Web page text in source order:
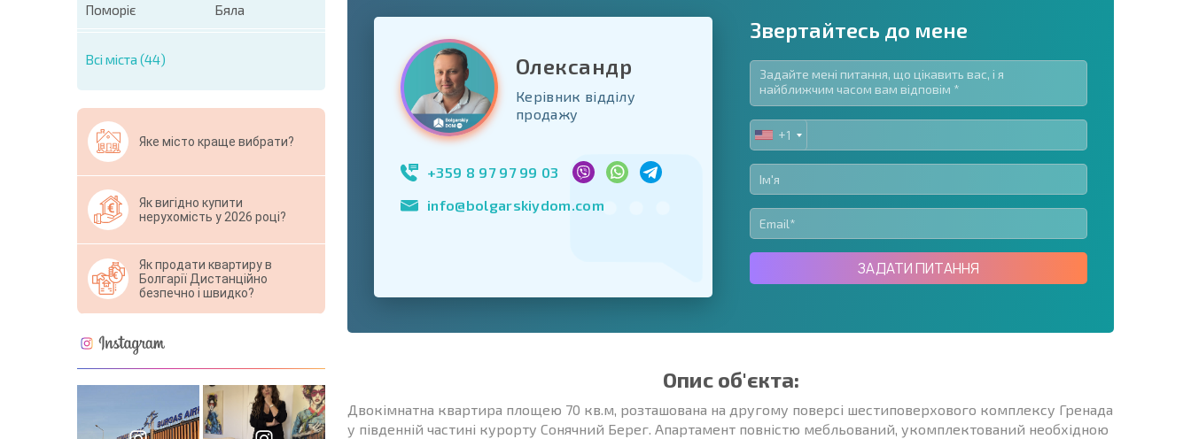
Поморіє
Бяла
Всі міста (44)
Яке місто краще вибрати?
Як вигідно купити
нерухомість у 2026 році?
Як продати квартиру в
Болгарії Дистанційно
безпечно і швидко?
United
+1
* Поля обов'язкові для заповнення
Свернуть форму
Підписатися на розсилку | Натискаючи кнопку, ви дозволяєте
використання своїх даних.
Надіслати повідомлення
Олександр
Керівник відділу
продажу
+359 8 97 97 99 03
info@bolgarskiydom.com
Звертайтесь до мене
UNITED
STATES
+1
+1
ЗАДАТИ ПИТАННЯ
Опис об'єкта:
Двокімнатна квартира площею 70 кв.м, розташована на другому поверсі шестиповерхового комплексу Гренада
у південній частині курорту Сонячний Берег. Апартамент повністю мебльований, укомплектований необхідною